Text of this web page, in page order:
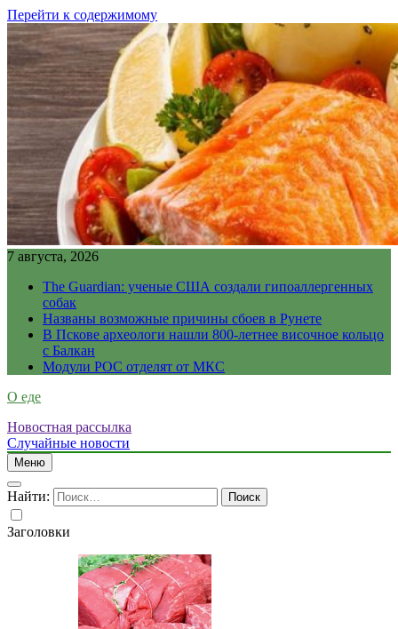
Перейти к содержимому
7 августа, 2026
The Guardian: ученые США создали гипоаллергенных
собак
Названы возможные причины сбоев в Рунете
В Пскове археологи нашли 800-летнее височное кольцо
с Балкан
Модули РОС отделят от МКС
О еде
Новостная рассылка
Случайные новости
Меню
Найти:
Заголовки